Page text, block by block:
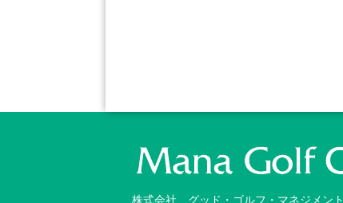
株式会社 グッド・ゴルフ・マネジメント